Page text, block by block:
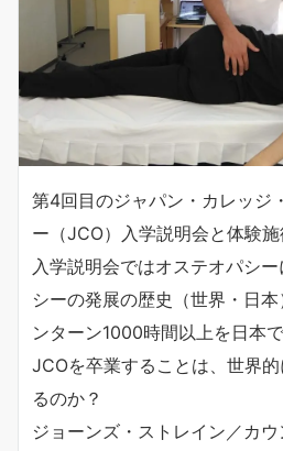
第4回目のジャパン・カレッジ
ー（JCO）入学説明会と体験施
入学説明会ではオステオパシ
シーの発展の歴史（世界・日
ンターン1000時間以上を日本
JCOを卒業することは、世界
るのか？
ジョーンズ・ストレイン／カ